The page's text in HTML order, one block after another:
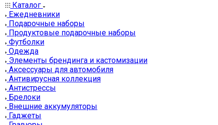
Каталог
Ежедневники
Подарочные наборы
Продуктовые подарочные наборы
Футболки
Одежда
Элементы брендинга и кастомизации
Аксессуары для автомобиля
Антивирусная коллекция
Антистрессы
Брелоки
Внешние аккумуляторы
Гаджеты